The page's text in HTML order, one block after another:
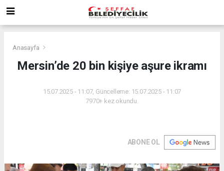
Anasayfa
Mersin’de 20 bin kişiye aşure ikramı
15.07.2025 - 11:07, Güncelleme: 15.07.2025 - 11:07
7970+ kez okundu.
ABONE OL